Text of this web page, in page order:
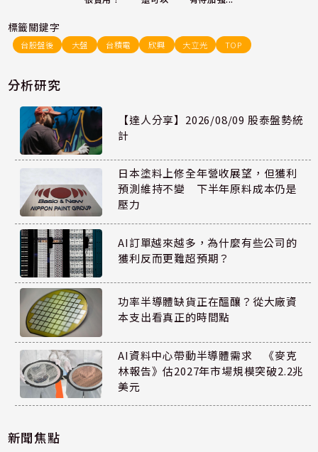
標籤關鍵字
台股盤後 大盤 台積電 欣興 大立光 TOP
分析研究
【達人分享】2026/08/09 股泰盤勢統
計
日本塗料上修全年營收展望，但獲利
預測維持不變 下半年原料成本仍是
壓力
AI訂單越來越多，為什麼有些公司的
獲利反而更難超預期？
功率半導體缺貨正在醞釀？從大廠資
本支出看真正的時間點
AI資料中心帶動半導體需求 《麥克
林報告》估2027年市場規模突破2.2兆
美元
新聞焦點